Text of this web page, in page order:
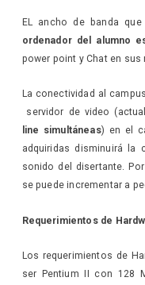
EL ancho de banda
ordenador del alumno
power point y Chat en
La conectividad al
servidor de video
line simultáneas) en el
adquiridas disminuirá la
sonido del disertante.
se puede incrementar a
Requerimientos de
Los requerimientos de
ser Pentium II con 128